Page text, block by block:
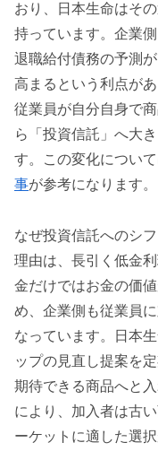
おり、日本生命はそ
持っています。企業
退職給付債務の予測
高まるという利点が
従業員が自分自身で
ら「投資信託」へ大
す。この変化について
事が参考になります。
なぜ投資信託へのシ
理由は、長引く低金
金だけではお金の価
め、企業側も従業員
なっています。日本
ップの見直し提案を
期待できる商品へと
により、加入者は古
ーケットに適した選